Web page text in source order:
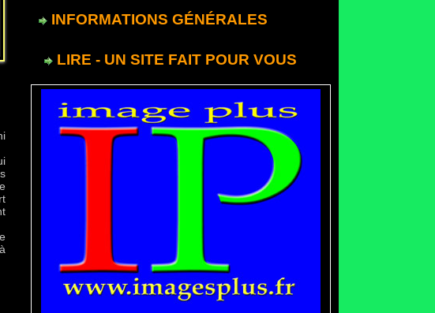
INFORMATIONS GÉNÉRALES
LIRE - UN SITE FAIT POUR VOUS